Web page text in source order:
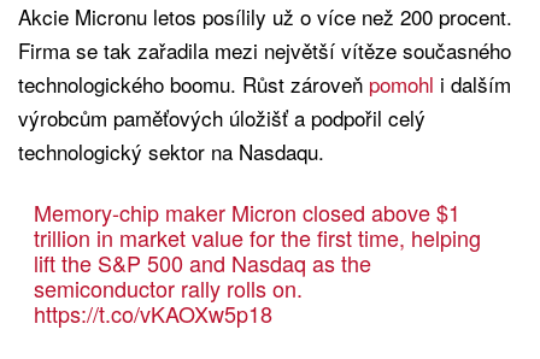
Akcie Micronu letos posílily už o více než 200 procent.
Firma se tak zařadila mezi největší vítěze současného
technologického boomu. Růst zároveň pomohl i dalším
výrobcům paměťových úložišť a podpořil celý
technologický sektor na Nasdaqu.
Memory-chip maker Micron closed above $1
trillion in market value for the first time, helping
lift the S&P 500 and Nasdaq as the
semiconductor rally rolls on.
https://t.co/vKAOXw5p18